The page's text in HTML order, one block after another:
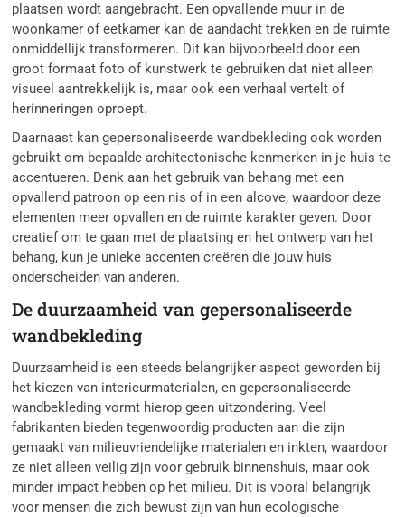
plaatsen wordt aangebracht. Een opvallende muur in de
woonkamer of eetkamer kan de aandacht trekken en de ruimte
onmiddellijk transformeren. Dit kan bijvoorbeeld door een
groot formaat foto of kunstwerk te gebruiken dat niet alleen
visueel aantrekkelijk is, maar ook een verhaal vertelt of
herinneringen oproept.
Daarnaast kan gepersonaliseerde wandbekleding ook worden
gebruikt om bepaalde architectonische kenmerken in je huis te
accentueren. Denk aan het gebruik van behang met een
opvallend patroon op een nis of in een alcove, waardoor deze
elementen meer opvallen en de ruimte karakter geven. Door
creatief om te gaan met de plaatsing en het ontwerp van het
behang, kun je unieke accenten creëren die jouw huis
onderscheiden van anderen.
De duurzaamheid van gepersonaliseerde
wandbekleding
Duurzaamheid is een steeds belangrijker aspect geworden bij
het kiezen van interieurmaterialen, en gepersonaliseerde
wandbekleding vormt hierop geen uitzondering. Veel
fabrikanten bieden tegenwoordig producten aan die zijn
gemaakt van milieuvriendelijke materialen en inkten, waardoor
ze niet alleen veilig zijn voor gebruik binnenshuis, maar ook
minder impact hebben op het milieu. Dit is vooral belangrijk
voor mensen die zich bewust zijn van hun ecologische